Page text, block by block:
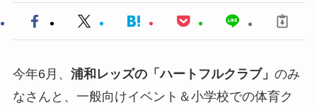
今年6月、 浦和レッズの「ハートフルクラブ」 のみ
なさんと、一般向けイベント＆小学校での体育ク